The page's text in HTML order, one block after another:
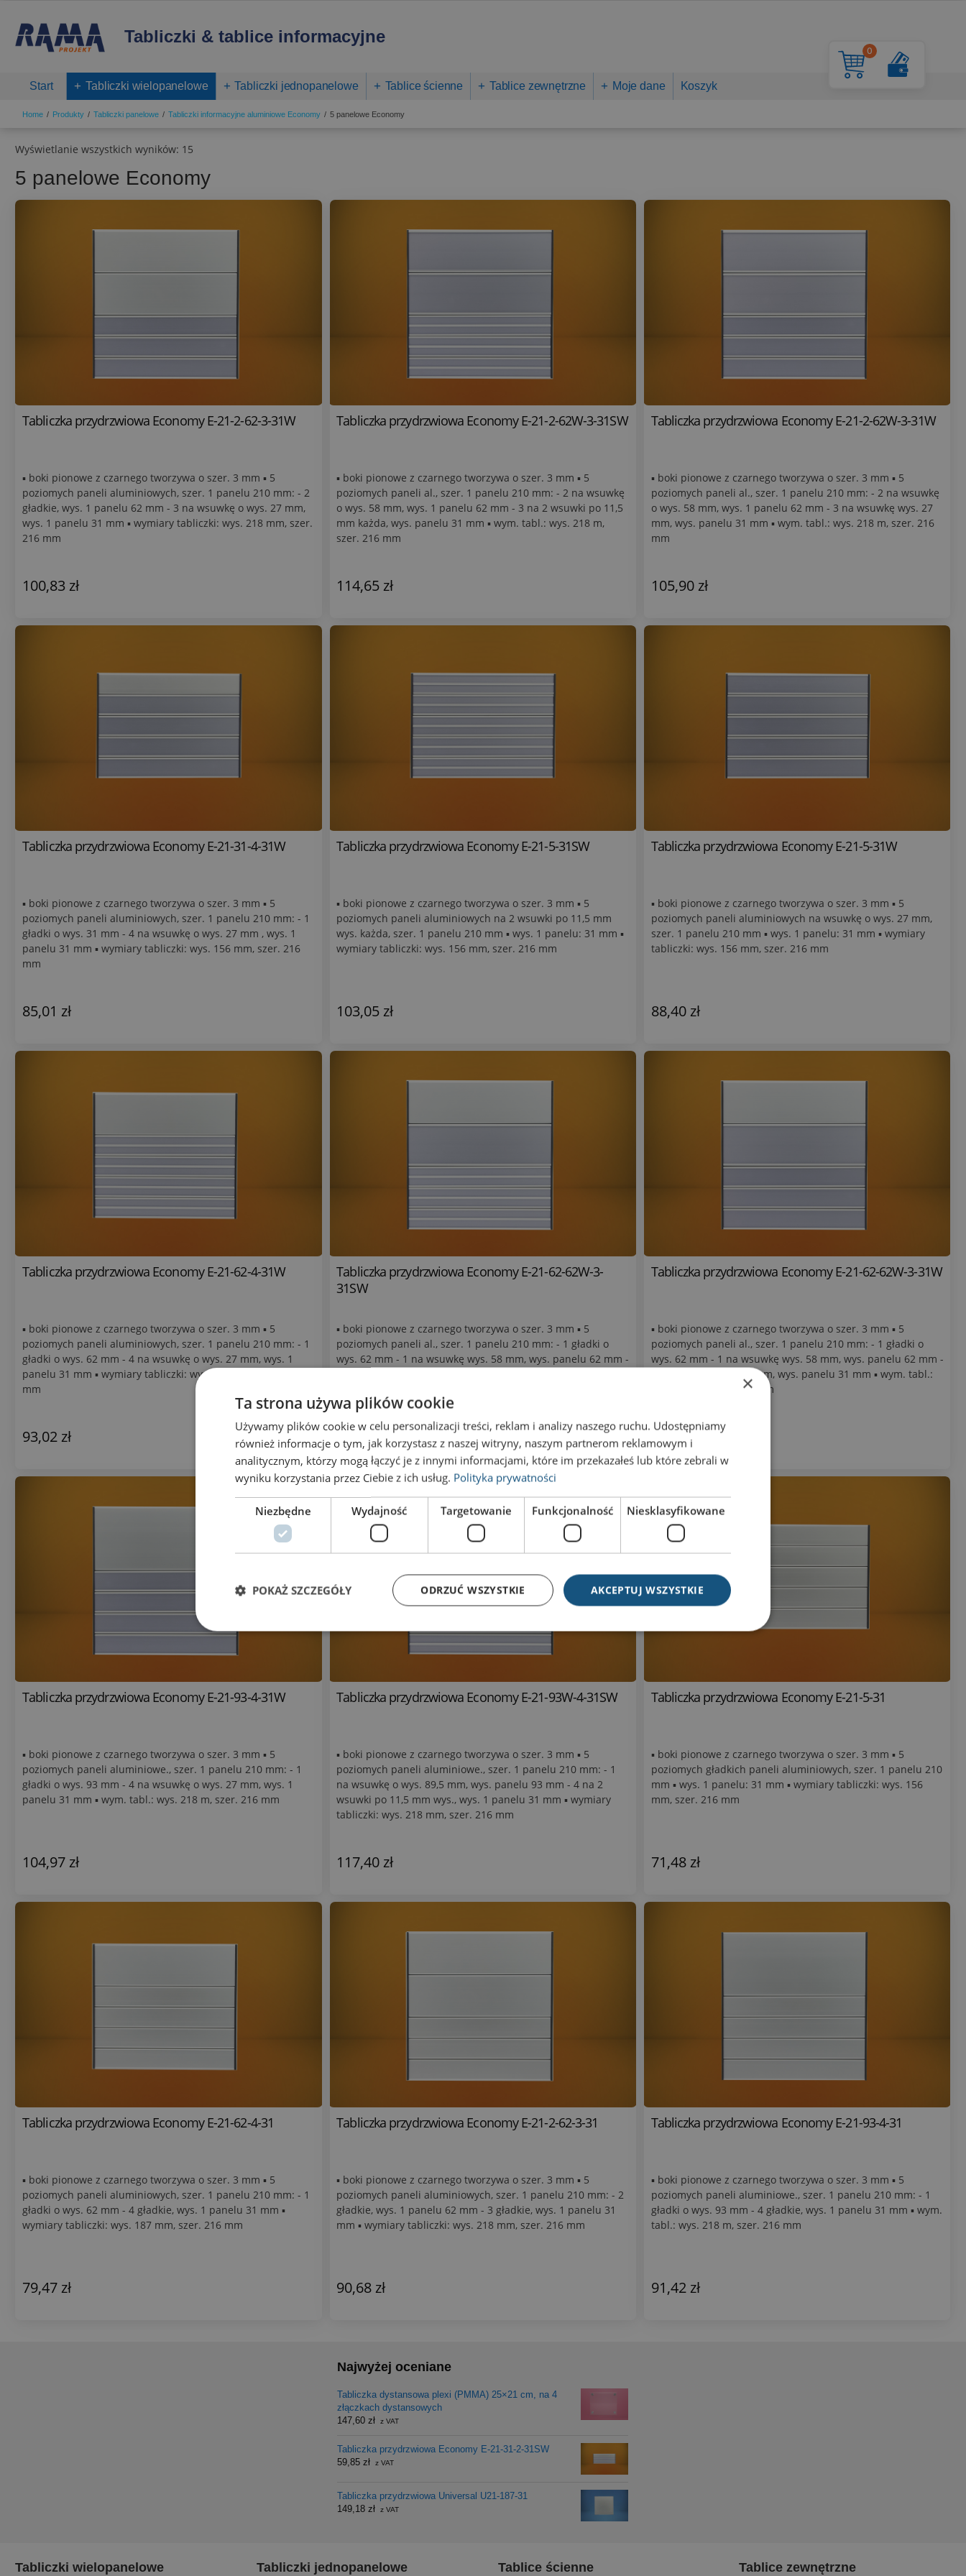
Tabliczki & tablice informacyjne
Start Tabliczki wielopanelowe Tabliczki jednopanelowe Tablice ścienne Tablice zewnętrzne Moje dane Koszyk
Home Produkty Tabliczki panelowe Tabliczki informacyjne aluminiowe Economy 5 panelowe Economy
Wyświetlanie wszystkich wyników: 15
5 panelowe Economy
Tabliczka przydrzwiowa Economy E-21-2-62-3-31W
▪ boki pionowe z czarnego tworzywa o szer. 3 mm ▪ 5
poziomych paneli aluminiowych, szer. 1 panelu 210 mm: - 2
gładkie, wys. 1 panelu 62 mm - 3 na wsuwkę o wys. 27 mm,
wys. 1 panelu 31 mm ▪ wymiary tabliczki: wys. 218 mm, szer.
216 mm
100,83 zł
Tabliczka przydrzwiowa Economy E-21-2-62W-3-31SW
▪ boki pionowe z czarnego tworzywa o szer. 3 mm ▪ 5
poziomych paneli al., szer. 1 panelu 210 mm: - 2 na wsuwkę
o wys. 58 mm, wys. 1 panelu 62 mm - 3 na 2 wsuwki po 11,5
mm każda, wys. panelu 31 mm ▪ wym. tabl.: wys. 218 m,
szer. 216 mm
114,65 zł
Tabliczka przydrzwiowa Economy E-21-2-62W-3-31W
▪ boki pionowe z czarnego tworzywa o szer. 3 mm ▪ 5
poziomych paneli al., szer. 1 panelu 210 mm: - 2 na wsuwkę
o wys. 58 mm, wys. 1 panelu 62 mm - 3 na wsuwkę wys. 27
mm, wys. panelu 31 mm ▪ wym. tabl.: wys. 218 m, szer. 216
mm
105,90 zł
Tabliczka przydrzwiowa Economy E-21-31-4-31W
▪ boki pionowe z czarnego tworzywa o szer. 3 mm ▪ 5
poziomych paneli aluminiowych, szer. 1 panelu 210 mm: - 1
gładki o wys. 31 mm - 4 na wsuwkę o wys. 27 mm , wys. 1
panelu 31 mm ▪ wymiary tabliczki: wys. 156 mm, szer. 216
mm
85,01 zł
Tabliczka przydrzwiowa Economy E-21-5-31SW
▪ boki pionowe z czarnego tworzywa o szer. 3 mm ▪ 5
poziomych paneli aluminiowych na 2 wsuwki po 11,5 mm
wys. każda, szer. 1 panelu 210 mm ▪ wys. 1 panelu: 31 mm ▪
wymiary tabliczki: wys. 156 mm, szer. 216 mm
103,05 zł
Tabliczka przydrzwiowa Economy E-21-5-31W
▪ boki pionowe z czarnego tworzywa o szer. 3 mm ▪ 5
poziomych paneli aluminiowych na wsuwkę o wys. 27 mm,
szer. 1 panelu 210 mm ▪ wys. 1 panelu: 31 mm ▪ wymiary
tabliczki: wys. 156 mm, szer. 216 mm
88,40 zł
Tabliczka przydrzwiowa Economy E-21-62-4-31W
▪ boki pionowe z czarnego tworzywa o szer. 3 mm ▪ 5
poziomych paneli aluminiowych, szer. 1 panelu 210 mm: - 1
gładki o wys. 62 mm - 4 na wsuwkę o wys. 27 mm, wys. 1
panelu 31 mm ▪ wymiary tabliczki: wys. 187 mm, szer. 216
mm
93,02 zł
Tabliczka przydrzwiowa Economy E-21-62-62W-3-
31SW
▪ boki pionowe z czarnego tworzywa o szer. 3 mm ▪ 5
poziomych paneli al., szer. 1 panelu 210 mm: - 1 gładki o
wys. 62 mm - 1 na wsuwkę wys. 58 mm, wys. panelu 62 mm -
112,16 zł
Tabliczka przydrzwiowa Economy E-21-62-62W-3-31W
▪ boki pionowe z czarnego tworzywa o szer. 3 mm ▪ 5
poziomych paneli al., szer. 1 panelu 210 mm: - 1 gładki o
wys. 62 mm - 1 na wsuwkę wys. 58 mm, wys. panelu 62 mm -
3 na wsuwkę wys. 27 mm, wys. panelu 31 mm ▪ wym. tabl.:
wys. 218 m, szer. 216 mm
103,37 zł
Tabliczka przydrzwiowa Economy E-21-93-4-31W
▪ boki pionowe z czarnego tworzywa o szer. 3 mm ▪ 5
poziomych paneli aluminiowe., szer. 1 panelu 210 mm: - 1
gładki o wys. 93 mm - 4 na wsuwkę o wys. 27 mm, wys. 1
panelu 31 mm ▪ wym. tabl.: wys. 218 m, szer. 216 mm
104,97 zł
Tabliczka przydrzwiowa Economy E-21-93W-4-31SW
▪ boki pionowe z czarnego tworzywa o szer. 3 mm ▪ 5
poziomych paneli aluminiowe., szer. 1 panelu 210 mm: - 1
na wsuwkę o wys. 89,5 mm, wys. panelu 93 mm - 4 na 2
wsuwki po 11,5 mm wys., wys. 1 panelu 31 mm ▪ wymiary
tabliczki: wys. 218 mm, szer. 216 mm
117,40 zł
Tabliczka przydrzwiowa Economy E-21-5-31
▪ boki pionowe z czarnego tworzywa o szer. 3 mm ▪ 5
poziomych gładkich paneli aluminiowych, szer. 1 panelu 210
mm ▪ wys. 1 panelu: 31 mm ▪ wymiary tabliczki: wys. 156
mm, szer. 216 mm
71,48 zł
Tabliczka przydrzwiowa Economy E-21-62-4-31
▪ boki pionowe z czarnego tworzywa o szer. 3 mm ▪ 5
poziomych paneli aluminiowych, szer. 1 panelu 210 mm: - 1
gładki o wys. 62 mm - 4 gładkie, wys. 1 panelu 31 mm ▪
wymiary tabliczki: wys. 187 mm, szer. 216 mm
79,47 zł
Tabliczka przydrzwiowa Economy E-21-2-62-3-31
▪ boki pionowe z czarnego tworzywa o szer. 3 mm ▪ 5
poziomych paneli aluminiowych, szer. 1 panelu 210 mm: - 2
gładkie, wys. 1 panelu 62 mm - 3 gładkie, wys. 1 panelu 31
mm ▪ wymiary tabliczki: wys. 218 mm, szer. 216 mm
90,68 zł
Tabliczka przydrzwiowa Economy E-21-93-4-31
▪ boki pionowe z czarnego tworzywa o szer. 3 mm ▪ 5
poziomych paneli aluminiowe., szer. 1 panelu 210 mm: - 1
gładki o wys. 93 mm - 4 gładkie, wys. 1 panelu 31 mm ▪ wym.
tabl.: wys. 218 m, szer. 216 mm
91,42 zł
Najwyżej oceniane
Tabliczka dystansowa plexi (PMMA) 25×21 cm, na 4
złączkach dystansowych
147,60 zł z VAT
Tabliczka przydrzwiowa Economy E-21-31-2-31SW
59,85 zł z VAT
Tabliczka przydrzwiowa Universal U21-187-31
149,18 zł z VAT
Tabliczki wielopanelowe Tabliczki jednopanelowe Tablice ścienne Tablice zewnętrzne
0
×
Ta strona używa plików cookie
Używamy plików cookie w celu personalizacji treści, reklam i analizy naszego ruchu. Udostępniamy
również informacje o tym, jak korzystasz z naszej witryny, naszym partnerom reklamowym i
analitycznym, którzy mogą łączyć je z innymi informacjami, które im przekazałeś lub które zebrali w
wyniku korzystania przez Ciebie z ich usług. Polityka prywatności
Niezbędne Wydajność Targetowanie Funkcjonalność Niesklasyfikowane
AKCEPTUJ WSZYSTKIE
ODRZUĆ WSZYSTKIE
POKAŻ SZCZEGÓŁY